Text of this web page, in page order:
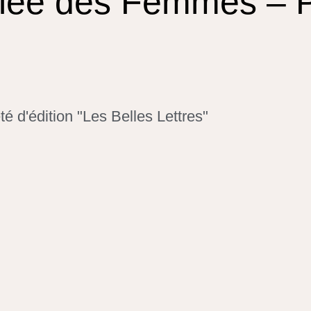
d'édition "Les Belles Lettres"